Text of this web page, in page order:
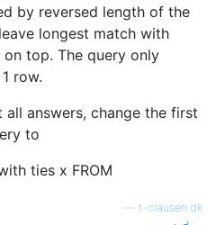
by reversed length of the
longest match with
on top. The query only
row.
all answers, change the first
to
ties x FROM
t-clausen.dk